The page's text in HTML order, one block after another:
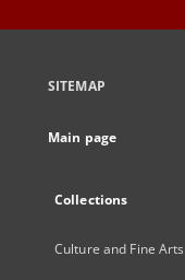
SITEMAP
Main page
Collections
Culture and Fine Arts